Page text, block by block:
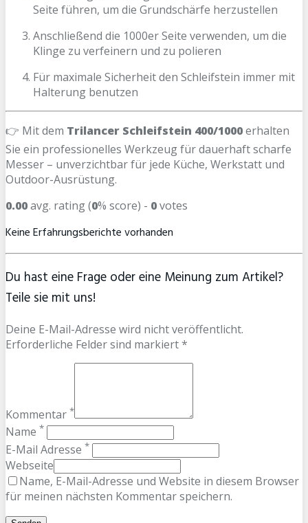
Seite führen, um die Grundschärfe herzustellen
Anschließend die 1000er Seite verwenden, um die
Klinge zu verfeinern und zu polieren
Für maximale Sicherheit den Schleifstein immer mit
Halterung benutzen
👉 Mit dem Trilancer Schleifstein 400/1000erhalten
Sie ein professionelles Werkzeug für dauerhaft scharfe
Messer – unverzichtbar für jede Küche, Werkstatt und
Outdoor-Ausrüstung.
0.00avg. rating (0% score) - 0votes
Keine Erfahrungsberichte vorhanden
Du hast eine Frage oder eine Meinung zum Artikel?
Teile sie mit uns!
Deine E-Mail-Adresse wird nicht veröffentlicht.
Erforderliche Felder sind markiert *
Kommentar *
Name *
E-Mail Adresse *
Webseite
Name, E-Mail-Adresse und Website in diesem Browser
für meinen nächsten Kommentar speichern.